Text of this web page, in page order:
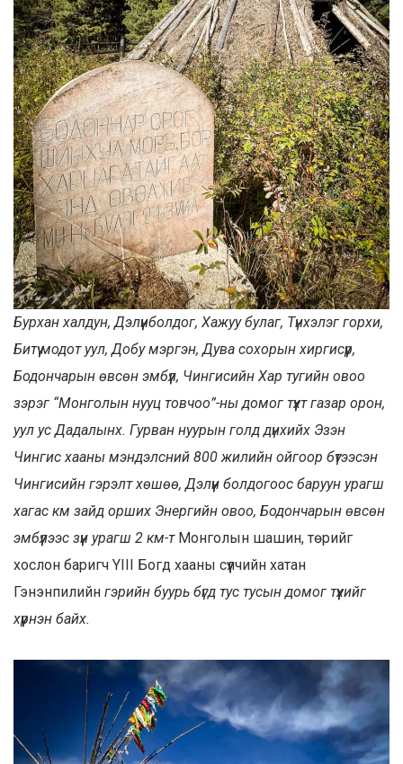
Бурхан халдун, Дэлүүнболдог, Хажуу булаг, Түнхэлэг горхи,
Битүү модот уул, Добу мэргэн, Дува сохорын хиргисүүр,
Бодончарын өвсөн эмбүүл, Чингисийн Хар тугийн овоо
зэрэг “Монголын нууц товчоо”-ны домог түүхт газар орон,
уул ус Дадалынх. Гурван нуурын голд дүнхийх Эзэн
Чингис хааны мэндэлсний 800 жилийн ойгоор бүтээсэн
Чингисийн гэрэлт хөшөө, Дэлүүн болдогоос баруун урагш
хагас км зайд орших Энергийн овоо, Бодончарын өвсөн
эмбүүлээс зүүн урагш 2 км-т Монголын шашин, төрийг
хослон баригч YIII Богд хааны сүүлчийн хатан
Гэнэнпилийн гэрийн буурь бүгд тус тусын домог түүхийг
хүүрнэн байх.